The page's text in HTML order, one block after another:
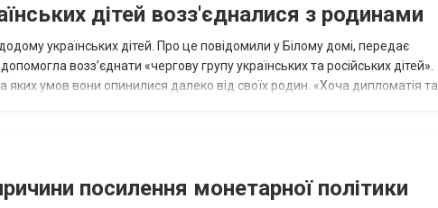
дітей возз'єдналися з родинами
українських дітей. Про це повідомили у Білому домі, передає
возз’єднати «чергову групу українських та російських дітей».
яких умов вони опинилися далеко від своїх родин. «Хоча дипломатія та
посилення монетарної політики